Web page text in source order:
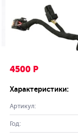
4500 Р
Характеристики:
Артикул:
Год: